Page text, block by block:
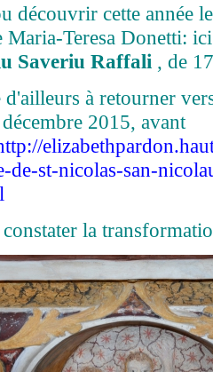
découvrir cette année
Maria-Teresa Donetti:
Saveriu Raffali , de
à retourner
2015, avant
de-st-nicolas-san-
la